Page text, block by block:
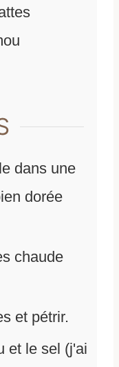
dans une
dorée
chaude
et pétrir.
et le sel (j'ai